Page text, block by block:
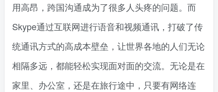
用高昂，跨国沟通成为了很多人头疼的问题。而
Skype通过互联网进行语音和视频通讯，打破了传
统通讯方式的高成本壁垒，让世界各地的人们无论
相隔多远，都能轻松实现面对面的交流。无论是在
家里、办公室，还是在旅行途中，只要有网络连